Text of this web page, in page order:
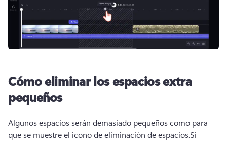
Cómo eliminar los espacios extra
pequeños
Algunos espacios serán demasiado pequeños como para
que se muestre el icono de eliminación de espacios.Si